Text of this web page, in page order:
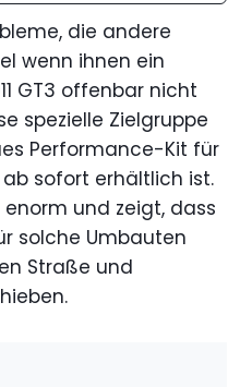
die andere
wenn ihnen ein
GT3 offenbar nicht
spezielle Zielgruppe
Performance-Kit für
sofort erhältlich ist.
und zeigt, dass
solche Umbauten
Straße und